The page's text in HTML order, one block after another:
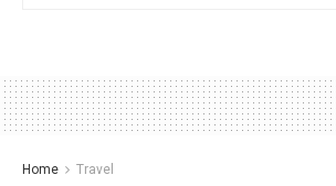
Home Travel